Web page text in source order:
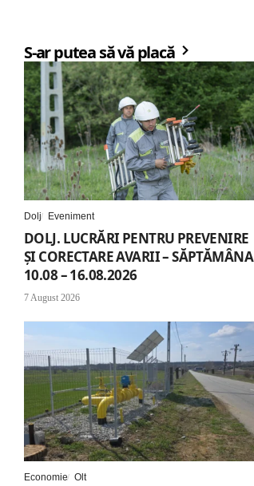
S-ar putea să vă placă
Dolj Eveniment
DOLJ. LUCRĂRI PENTRU PREVENIRE
ȘI CORECTARE AVARII – SĂPTĂMÂNA
10.08 – 16.08.2026
7 August 2026
Economie Olt